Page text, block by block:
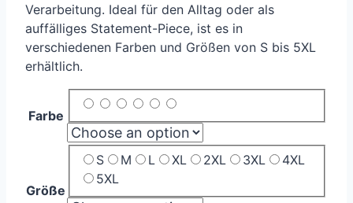
Verarbeitung. Ideal für den Alltag oder als
auffälliges Statement-Piece, ist es in
verschiedenen Farben und Größen von S bis 5XL
erhältlich.
Farbe
Größe
S M L XL 2XL 3XL
4XL
5XL